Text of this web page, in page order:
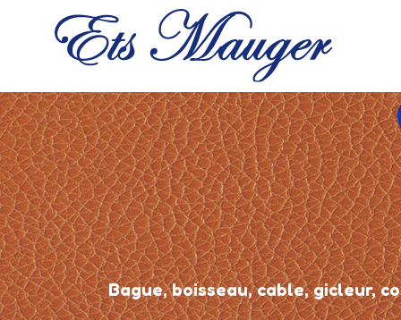
Bague, boisseau, cable, gicleur,